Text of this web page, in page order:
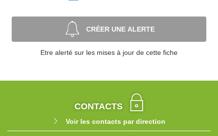
CRÉER UNE ALERTE
Etre alerté sur les mises à jour de cette fiche
CONTACTS
Voir les contacts par direction